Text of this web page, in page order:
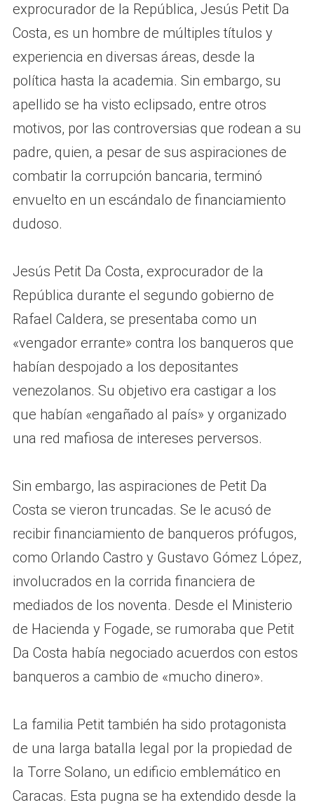
exprocurador de la República, Jesús Petit Da
Costa, es un hombre de múltiples títulos y
experiencia en diversas áreas, desde la
política hasta la academia. Sin embargo, su
apellido se ha visto eclipsado, entre otros
motivos, por las controversias que rodean a su
padre, quien, a pesar de sus aspiraciones de
combatir la corrupción bancaria, terminó
envuelto en un escándalo de financiamiento
dudoso.
Jesús Petit Da Costa, exprocurador de la
República durante el segundo gobierno de
Rafael Caldera, se presentaba como un
«vengador errante» contra los banqueros que
habían despojado a los depositantes
venezolanos. Su objetivo era castigar a los
que habían «engañado al país» y organizado
una red mafiosa de intereses perversos.
Sin embargo, las aspiraciones de Petit Da
Costa se vieron truncadas. Se le acusó de
recibir financiamiento de banqueros prófugos,
como Orlando Castro y Gustavo Gómez López,
involucrados en la corrida financiera de
mediados de los noventa. Desde el Ministerio
de Hacienda y Fogade, se rumoraba que Petit
Da Costa había negociado acuerdos con estos
banqueros a cambio de «mucho dinero».
La familia Petit también ha sido protagonista
de una larga batalla legal por la propiedad de
la Torre Solano, un edificio emblemático en
Caracas. Esta pugna se ha extendido desde la